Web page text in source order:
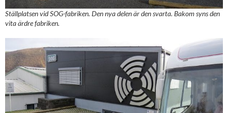
Ställplatsen vid SOG-fabriken. Den nya delen är den svarta. Bakom syns den
vita ärdre fabriken.